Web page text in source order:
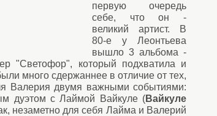
первую очередь
себе, что он -
великий артист. В
80-е у Леонтьева
вышло 3 альбома -
"Светофор", который подхватила и
много сдержаннее в отличие от тех,
Валерия двумя важными событиями:
дуэтом с Лаймой Вайкуле (Вайкуле
незаметно для себя Лайма и Валерий